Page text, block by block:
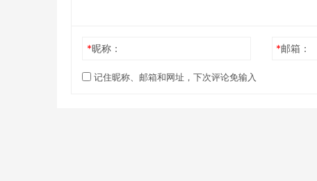
*昵称： *邮箱：
记住昵称、邮箱和网址，下次评论免输入